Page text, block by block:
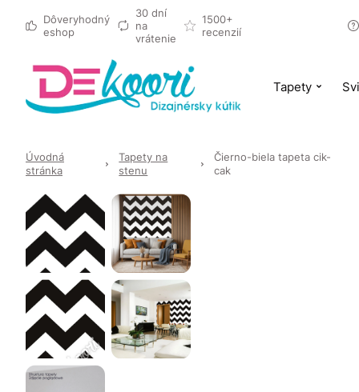
Dôveryhodný
eshop
30 dní
na
vrátenie
1500+
recenzií
Tapety
Úvodná
stránka
Tapety na
stenu
Čierno-biela tapeta cik-
cak